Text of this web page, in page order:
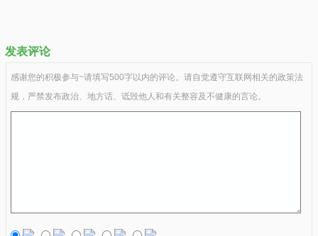
发表评论
感谢您的积极参与~请填写500字以内的评论。请自觉遵守互联网相关的政策法
规，严禁发布政治、地方话、诋毁他人和有关整容及不健康的言论。